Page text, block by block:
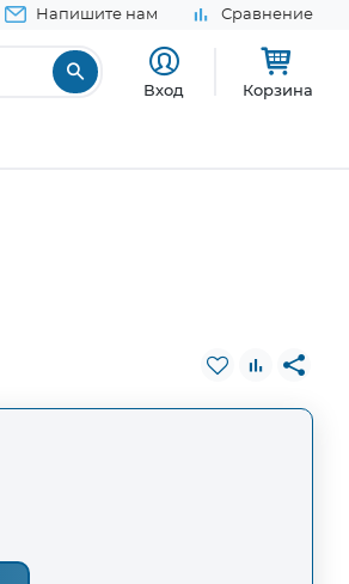
Напишите нам Сравнение
Вход Корзина